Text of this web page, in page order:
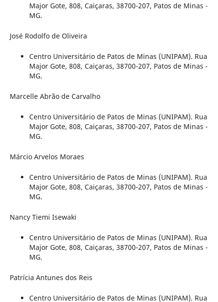
Major Gote, 808, Caiçaras, 38700-207, Patos de Minas -
MG.
José Rodolfo de Oliveira
Centro Universitário de Patos de Minas (UNIPAM). Rua
Major Gote, 808, Caiçaras, 38700-207, Patos de Minas -
MG.
Marcelle Abrão de Carvalho
Centro Universitário de Patos de Minas (UNIPAM). Rua
Major Gote, 808, Caiçaras, 38700-207, Patos de Minas -
MG.
Márcio Arvelos Moraes
Centro Universitário de Patos de Minas (UNIPAM). Rua
Major Gote, 808, Caiçaras, 38700-207, Patos de Minas -
MG.
Nancy Tiemi Isewaki
Centro Universitário de Patos de Minas (UNIPAM). Rua
Major Gote, 808, Caiçaras, 38700-207, Patos de Minas -
MG.
Patrícia Antunes dos Reis
Centro Universitário de Patos de Minas (UNIPAM). Rua